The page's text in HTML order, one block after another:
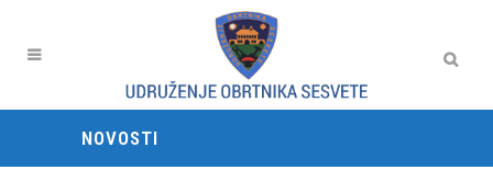
NOVOSTI